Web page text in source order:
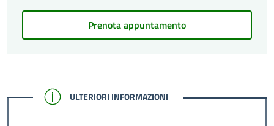
Prenota appuntamento
CONFERMATO
ULTERIORI INFORMAZIONI